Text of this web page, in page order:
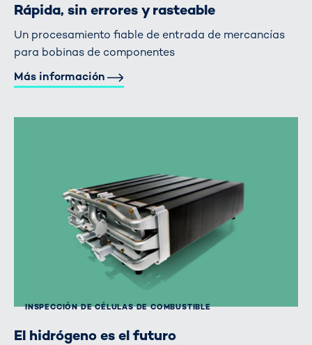
Rápida, sin errores y rasteable
Un procesamiento fiable de entrada de mercancías
para bobinas de componentes
Más información
INSPECCIÓN DE CÉLULAS DE COMBUSTIBLE
El hidrógeno es el futuro